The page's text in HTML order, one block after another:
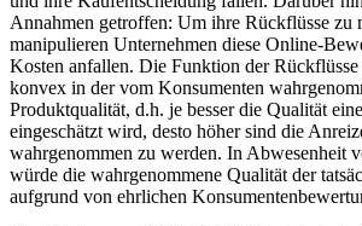
Annahmen getroffen: Um ihre Rückflüsse zu
manipulieren Unternehmen diese Online-
Kosten anfallen. Die Funktion der
konvex in der vom Konsumenten
Produktqualität, d.h. je besser die Qualität
eingeschätzt wird, desto höher sind die
wahrgenommen zu werden. In Abwesenheit
würde die wahrgenommene Qualität der
aufgrund von ehrlichen